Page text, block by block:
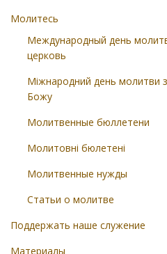
Молитесь
Международный день
церковь
Міжнародний день молитви
Божу
Молитвенные бюллетени
Молитовні бюлетені
Молитвенные нужды
Статьи о молитве
Поддержать наше служение
Материалы